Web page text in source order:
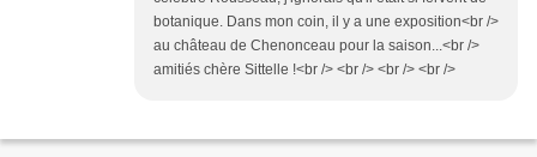
botanique. Dans mon coin, il y a une exposition<br />
au château de Chenonceau pour la saison...<br />
amitiés chère Sittelle !<br /> <br /> <br /> <br />